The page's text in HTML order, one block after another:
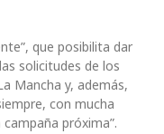
que posibilita dar
solicitudes de los
Mancha y, además,
con mucha
próxima”.